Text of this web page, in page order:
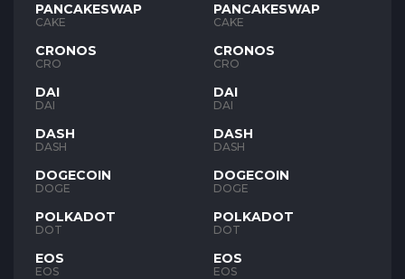
PANCAKESWAP
CAKE
CRONOS
CRO
DAI
DAI
DASH
DASH
DOGECOIN
DOGE
POLKADOT
DOT
EOS
EOS
PANCAKESWAP
CAKE
CRONOS
CRO
DAI
DAI
DASH
DASH
DOGECOIN
DOGE
POLKADOT
DOT
EOS
EOS